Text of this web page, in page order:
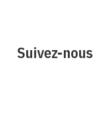
Suivez-nous